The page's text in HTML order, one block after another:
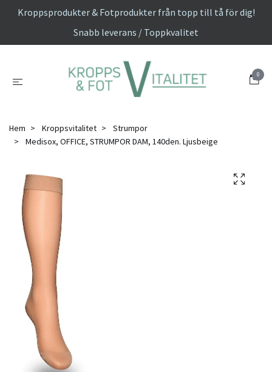
Kroppsprodukter & Fotprodukter från topp till tå för dig!
Snabb leverans / Toppkvalitet
0
Hem Kroppsvitalitet
Strumpor
Medisox, OFFICE, STRUMPOR DAM, 140den. Ljusbeige